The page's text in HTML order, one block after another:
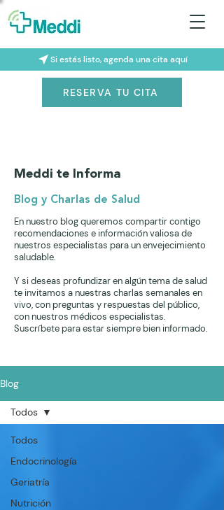
Si estás listo, agenda una cita aquí
RESERVA TU CITA
Meddi te Informa
Blog y Charlas de Salud
En nuestro blog queremos compartir contigo
recomendaciones e información valiosa de
nuestros especialistas para un envejecimiento
saludable.
Y si deseas profundizar en algún tema de salud
te invitamos a nuestras charlas semanales en
vivo, con preguntas y respuestas del público,
con nuestros médicos especialistas.
Suscríbete para estar siempre bien informado.
Blog
Todos
Endocrinología
Geriatría
Nutrición
Todos